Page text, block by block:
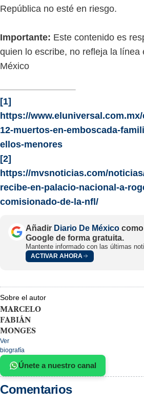
República no esté en riesgo.
Importante: Este contenido es
quien lo escribe, no refleja la línea
México
[1]
https://
12-muertos-en-emboscada-
ellos-menores
[2]
https://mvsnoticias.com/
recibe-en-palacio-nacional-a-
comisionado-de-la-nfl/
Añadir Diario De México
Google de forma gratuita.
Mantente informado con las últimas
ACTIVAR AHORA
Sobre el autor
MARCELO
FABIÁN
MONGES
Ver
biografía
Únete a nuestro canal
Comentarios